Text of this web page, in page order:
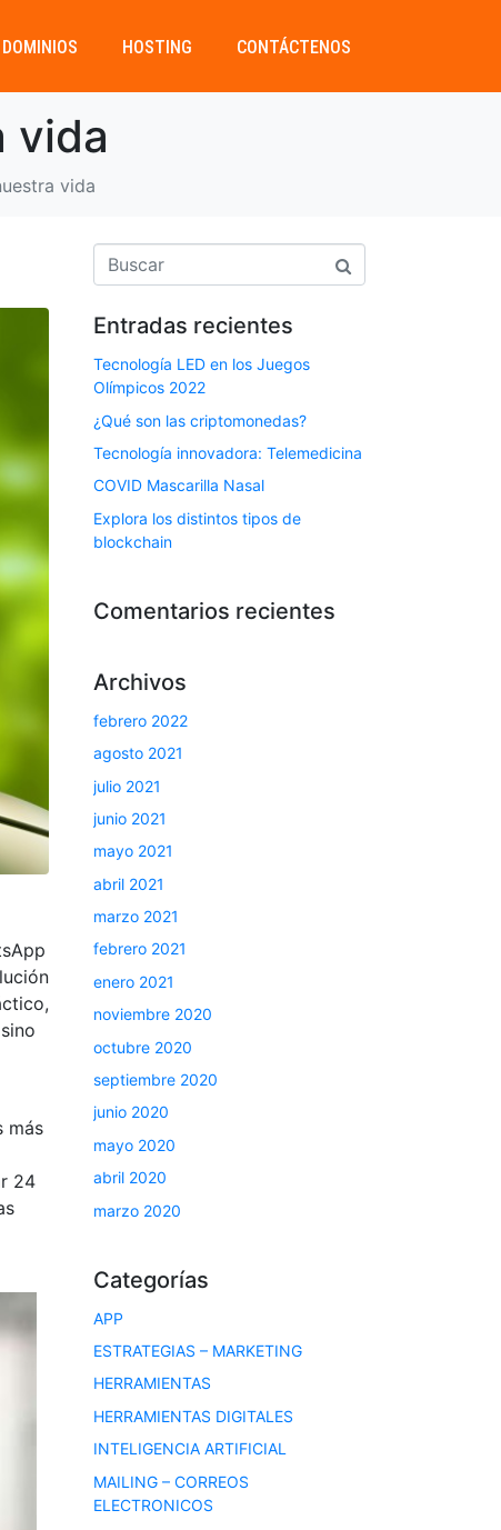
DOMINIOS HOSTING CONTÁCTENOS
vida
vida
más
24
Entradas recientes
Tecnología LED en los Juegos
Olímpicos 2022
¿Qué son las criptomonedas?
Tecnología innovadora: Telemedicina
COVID Mascarilla Nasal
Explora los distintos tipos de
blockchain
Comentarios recientes
Archivos
febrero 2022
agosto 2021
julio 2021
junio 2021
mayo 2021
abril 2021
marzo 2021
febrero 2021
enero 2021
noviembre 2020
octubre 2020
septiembre 2020
junio 2020
mayo 2020
abril 2020
marzo 2020
Categorías
APP
ESTRATEGIAS – MARKETING
HERRAMIENTAS
HERRAMIENTAS DIGITALES
INTELIGENCIA ARTIFICIAL
MAILING – CORREOS
ELECTRONICOS